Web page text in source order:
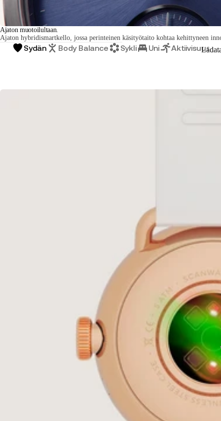
Ajaton muotoilultaan.
Ajaton hybridismartkello, jossa perinteinen käsityötaito kohtaa kehittyneen
Sydän Body Balance Sykli Uni Aktiivisuus